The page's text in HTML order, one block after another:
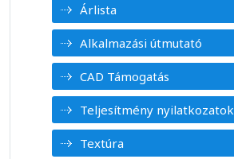
Árlista
Alkalmazási útmutató
CAD Támogatás
Teljesítmény nyilatkozatok
Textúra